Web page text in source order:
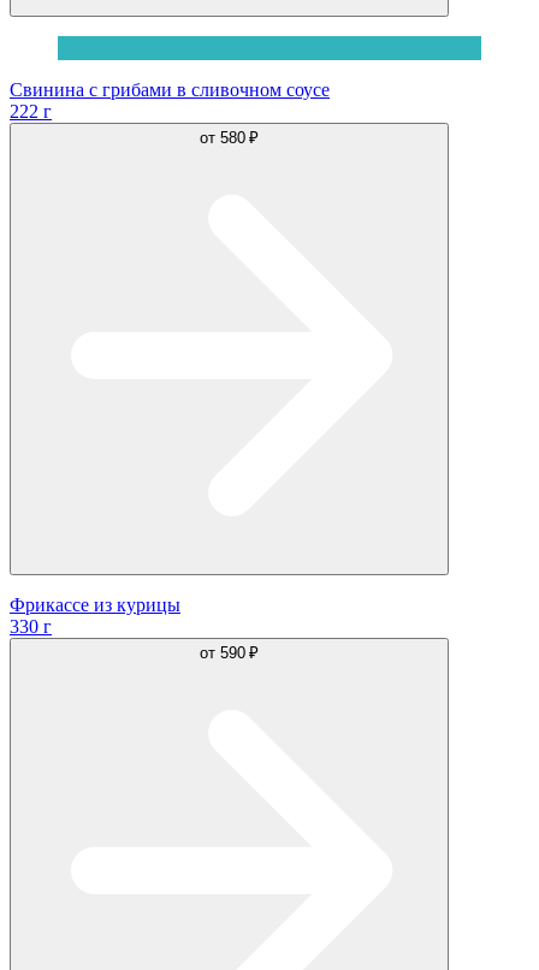
Свинина с грибами в сливочном соусе
222 г
от 580 ₽
Фрикассе из курицы
330 г
от 590 ₽